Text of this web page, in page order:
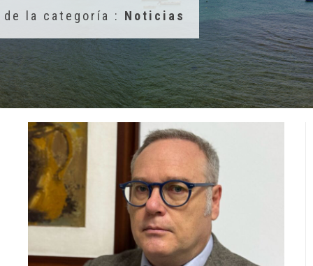
la categoría : Noticias